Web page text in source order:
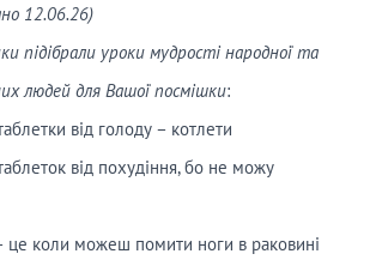
12.06.26)
підібрали уроки мудрості народної та
людей для Вашої посмішки:
від голоду – котлети
від похудіння, бо не можу
коли можеш помити ноги в раковині